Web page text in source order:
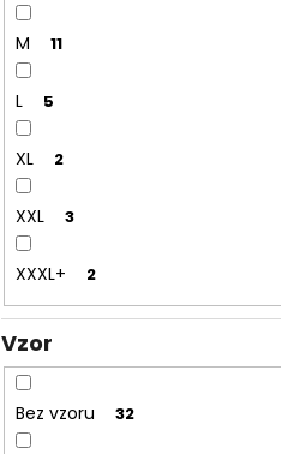
M 11
L 5
XL 2
XXL 3
XXXL+ 2
Vzor
Bez vzoru 32